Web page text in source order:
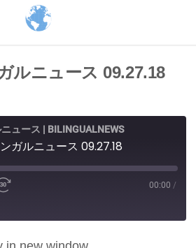
ルニュース 09.27.18
ュース | BILINGUALNEWS
ガルニュース 09.27.18
00:00 /